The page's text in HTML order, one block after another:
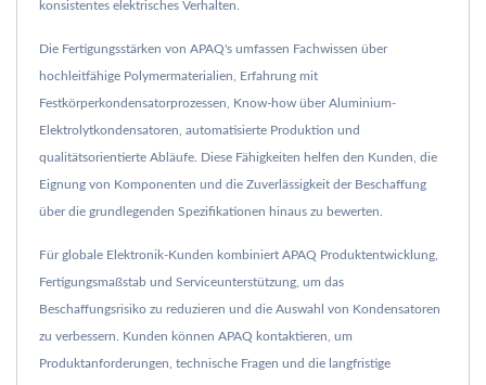
konsistentes elektrisches Verhalten.
Die Fertigungsstärken von APAQ's umfassen Fachwissen über
hochleitfähige Polymermaterialien, Erfahrung mit
Festkörperkondensatorprozessen, Know-how über Aluminium-
Elektrolytkondensatoren, automatisierte Produktion und
qualitätsorientierte Abläufe. Diese Fähigkeiten helfen den Kunden, die
Eignung von Komponenten und die Zuverlässigkeit der Beschaffung
über die grundlegenden Spezifikationen hinaus zu bewerten.
Für globale Elektronik-Kunden kombiniert APAQ Produktentwicklung,
Fertigungsmaßstab und Serviceunterstützung, um das
Beschaffungsrisiko zu reduzieren und die Auswahl von Kondensatoren
zu verbessern. Kunden können APAQ kontaktieren, um
Produktanforderungen, technische Fragen und die langfristige